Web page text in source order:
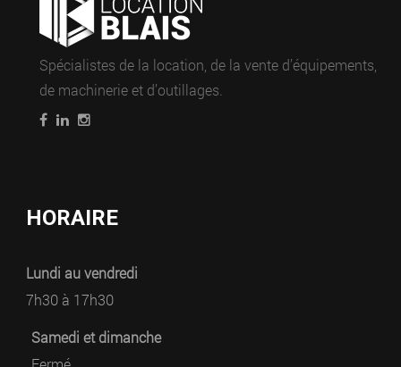
Spécialistes de la location, de la vente d’équipements,
de machinerie et d’outillages.
HORAIRE
Lundi au vendredi
7h30 à 17h30
Samedi et dimanche